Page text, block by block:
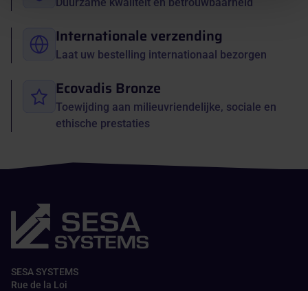
Internationale verzending
Laat uw bestelling internationaal bezorgen
Ecovadis Bronze
Toewijding aan milieuvriendelijke, sociale en
ethische prestaties
SESA SYSTEMS
Rue de la Loi